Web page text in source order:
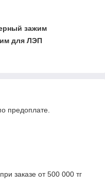
зажим
для ЛЭП
предоплате.
заказе от 500 000 тг